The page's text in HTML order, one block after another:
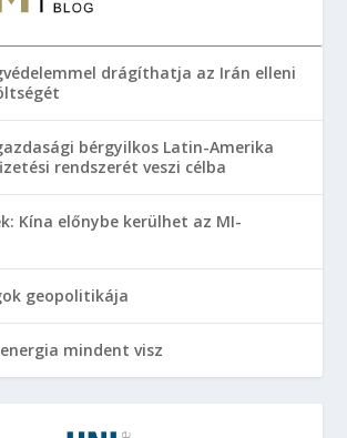
drágíthatja az Irán elleni
bérgyilkos Latin-Amerika
rendszerét veszi célba
Kína előnybe kerülhet az MI-
geopolitikája
mindent visz